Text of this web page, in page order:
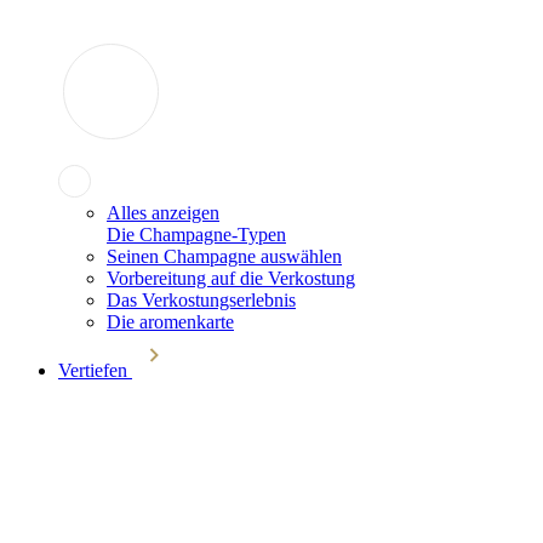
Alles anzeigen
Die Champagne-Typen
Seinen Champagne auswählen
Vorbereitung auf die Verkostung
Das Verkostungserlebnis
Die aromenkarte
Vertiefen